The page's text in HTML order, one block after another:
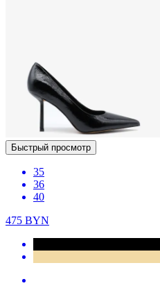
Быстрый просмотр
35
36
40
475 BYN